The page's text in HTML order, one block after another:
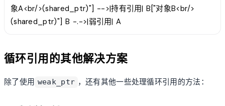
象A<br/>(shared_ptr)"] -->|持有引用| B["对象B<br/>
(shared_ptr)"] B -.->|弱引用| A
循环引用的其他解决方案
除了使用 weak_ptr ，还有其他一些处理循环引用的方法：